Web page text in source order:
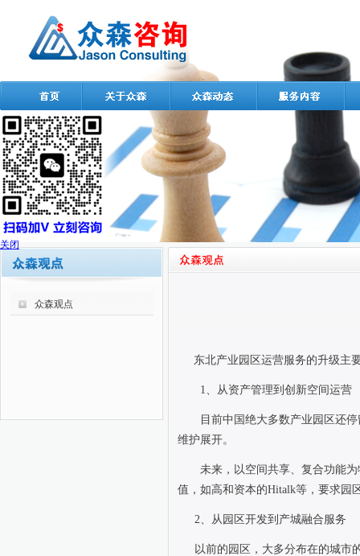
众森观点
东北产业园区运营服务的升级主
1 、从资产管理到创新空间运营
目前中国绝大多数产业园区还
维护展开。
未来，以空间共享、复合功能
值，如高和资本的Hitalk等，要求园
2 、从园区开发到产城融合服务
以前的园区，大多分布在的城市
关闭